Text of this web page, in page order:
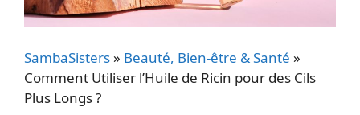
SambaSisters» Beauté, Bien-être & Santé »
Comment Utiliser l’Huile de Ricin pour des Cils
Plus Longs ?